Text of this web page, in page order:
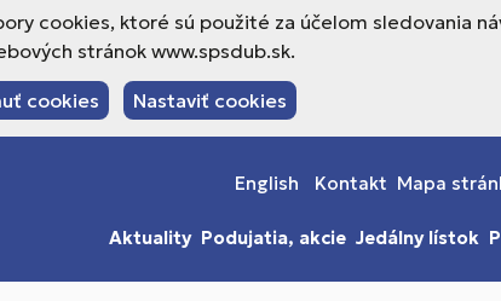
cookies, ktoré sú použité za účelom sledovania
stránok www.spsdub.sk.
cookies Nastaviť cookies
English Kontakt Mapa
Aktuality Podujatia, akcie Jedálny lístok